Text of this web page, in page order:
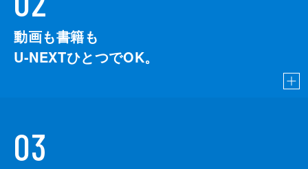
動画も書籍も
U-NEXTひとつでOK。
03